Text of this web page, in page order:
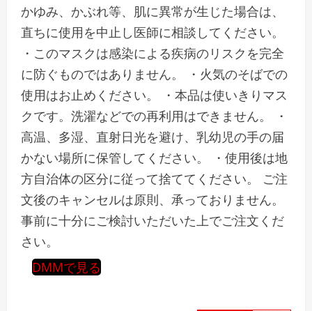
かゆみ、かぶれ等、肌に異常が生じた場合は、
直ちに使用を中止し医師に相談してください。
・このマスクは感染による疾病のリスクを完全
に防ぐものではありません。 ・火気のそばでの
使用はお止めください。 ・本品は使いきりマス
クです。洗濯などでの再利用はできません。 ・
高温、多湿、直射日光を避け、乳幼児の手の届
かない場所に保管してください。 ・使用後は地
方自治体の区分に従って捨ててください。 ご注
文後のキャンセルは原則、承っておりません。
事前に十分にご検討いただいた上でご注文くだ
さい。
DMMで見る